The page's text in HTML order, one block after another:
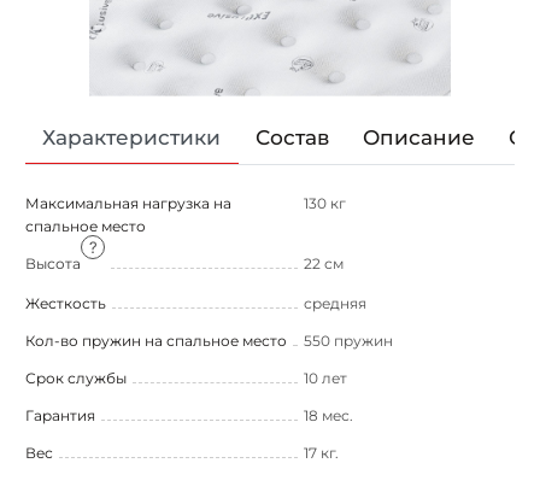
Характеристики Состав Описание
Максимальная нагрузка на
спальное место
130 кг
Высота 22 см
Жесткость средняя
Кол-во пружин на спальное место 550 пружин
Срок службы 10 лет
Гарантия 18 мес.
Вес 17 кг.